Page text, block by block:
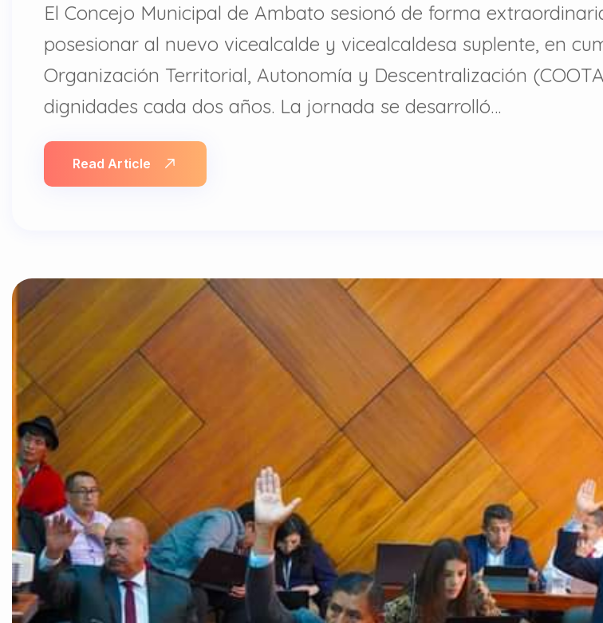
El Concejo Municipal de Ambato sesionó de forma
posesionar al nuevo vicealcalde y vicealcaldesa suplente, en
Organización Territorial, Autonomía y Descentralización
dignidades cada dos años. La jornada se desarrolló…
Read Article